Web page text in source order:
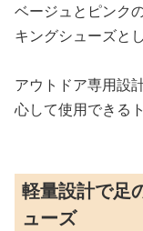
ベージュとピンク
キングシューズと
アウトドア専用設
心して使用できる
軽量設計で足
ューズ